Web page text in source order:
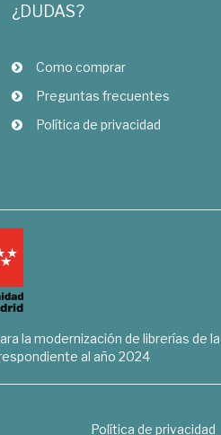
¿DUDAS?
Como comprar
Preguntas frecuentes
Política de privacidad
la modernización de librerías de la
al año 2024
Política de privacidad